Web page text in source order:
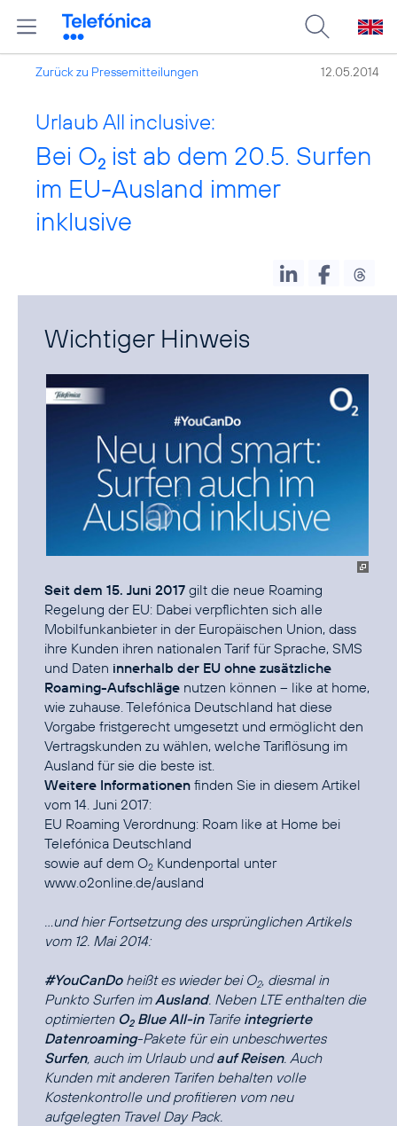
Zurück zu Pressemitteilungen 12.05.2014
Urlaub All inclusive:
Bei O2 ist ab dem 20.5. Surfen
im EU-Ausland immer
inklusive
Wichtiger Hinweis
Seit dem 15. Juni 2017 gilt die neue Roaming
Regelung der EU: Dabei verpflichten sich alle
Mobilfunkanbieter in der Europäischen Union, dass
ihre Kunden ihren nationalen Tarif für Sprache, SMS
und Daten innerhalb der EU ohne zusätzliche
Roaming-Aufschläge nutzen können – like at home,
wie zuhause. Telefónica Deutschland hat diese
Vorgabe fristgerecht umgesetzt und ermöglicht den
Vertragskunden zu wählen, welche Tariflösung im
Weitere Informationen finden Sie in diesem Artikel
vom 14. Juni 2017:
EU Roaming Verordnung: Roam like at Home bei
Telefónica Deutschland
sowie auf dem O2
www.o2online.de/ausland
...und hier Fortsetzung des ursprünglichen Artikels
vom 12. Mai 2014:
#YouCanDoheißt es wieder bei O2, diesmal in
Punkto Surfen imAusland. Neben LTE enthalten die
optimierten O2Blue All-inTarife integrierte
Datenroaming-Pakete für ein unbeschwertes
Surfen, auch im Urlaub undauf Reisen. Auch
Kunden mit anderen Tarifen behalten volle
Kostenkontrolle und profitieren vom neu
aufgelegten Travel Day Pack.